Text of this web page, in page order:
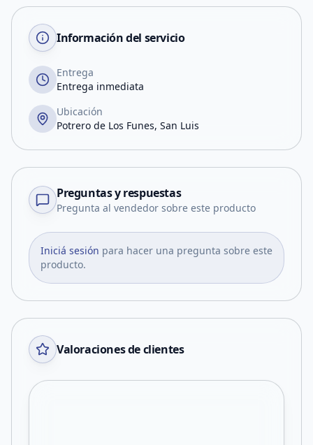
Información del servicio
Entrega
Entrega inmediata
Ubicación
Potrero de Los Funes, San Luis
Preguntas y respuestas
Pregunta al vendedor sobre este producto
Iniciá sesión para hacer una pregunta sobre este
producto.
Valoraciones de clientes